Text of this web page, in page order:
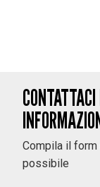
Compila il
possibile